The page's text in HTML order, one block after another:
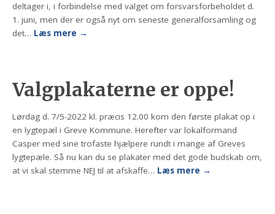
deltager i, i forbindelse med valget om forsvarsforbeholdet d.
1. juni, men der er også nyt om seneste generalforsamling og
det… Læs mere →
Valgplakaterne er oppe!
Lørdag d. 7/5-2022 kl. præcis 12.00 kom den første plakat op i
en lygtepæl i Greve Kommune. Herefter var lokalformand
Casper med sine trofaste hjælpere rundt i mange af Greves
lygtepæle. Så nu kan du se plakater med det gode budskab om,
at vi skal stemme NEJ til at afskaffe… Læs mere →